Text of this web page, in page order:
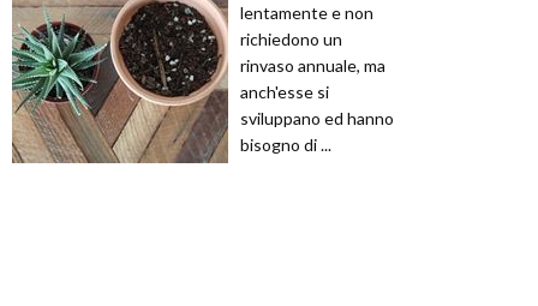
lentamente e non
richiedono un
rinvaso annuale, ma
anch'esse si
sviluppano ed hanno
bisogno di ...